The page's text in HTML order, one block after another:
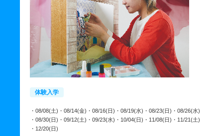
体験入学
・08/08(土) ・08/14(金) ・08/16(日) ・08/19(水) ・08/23(日) ・08/26(水)
・08/30(日) ・09/12(土) ・09/23(水) ・10/04(日) ・11/08(日) ・11/21(土)
・12/20(日)